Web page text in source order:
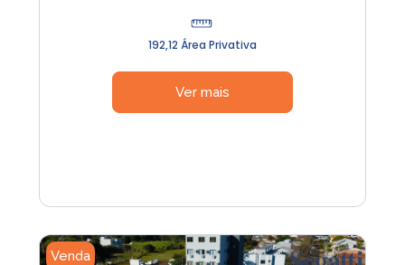
192,12 Área Privativa
Ver mais
Venda